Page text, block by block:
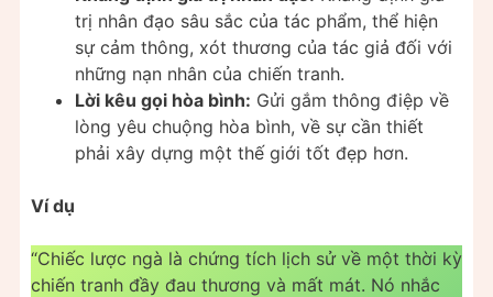
trị nhân đạo sâu sắc của tác phẩm, thể hiện
sự cảm thông, xót thương của tác giả đối với
những nạn nhân của chiến tranh.
Lời kêu gọi hòa bình: Gửi gắm thông điệp về
lòng yêu chuộng hòa bình, về sự cần thiết
phải xây dựng một thế giới tốt đẹp hơn.
Ví dụ
“Chiếc lược ngà là chứng tích lịch sử về một thời kỳ
chiến tranh đầy đau thương và mất mát. Nó nhắc